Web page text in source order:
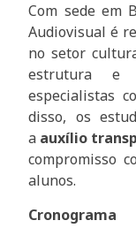
Com sede em
Audiovisual é
no setor
estrutura e
especialistas
disso, os
a auxílio
compromisso
alunos.
Cronograma